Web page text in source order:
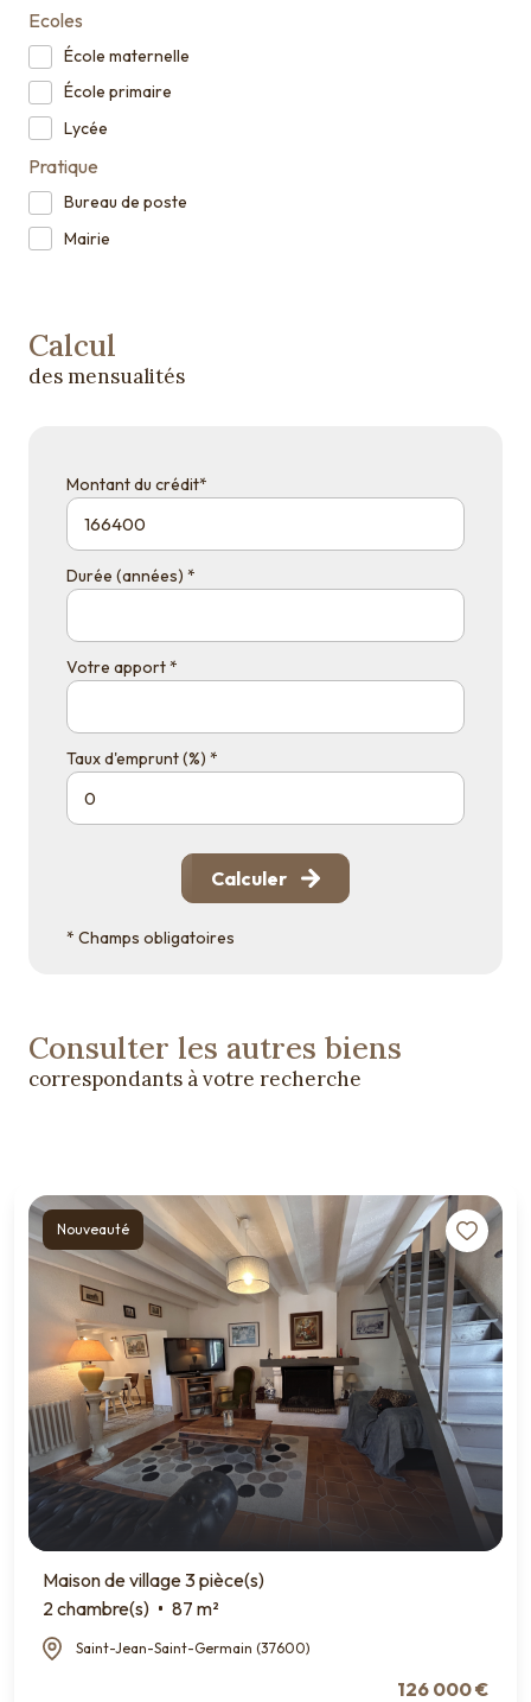
Ecoles
École maternelle
École primaire
Lycée
Pratique
Bureau de poste
Mairie
Calcul
des mensualités
Montant du crédit*
Durée (années) *
Votre apport *
Taux d'emprunt (%) *
Calculer
* Champs obligatoires
Consulter les autres biens
correspondants à votre recherche
Nouveauté
Maison de village 3 pièce(s)
2 chambre(s)
87 m²
Saint-Jean-Saint-Germain (37600)
126 000 €